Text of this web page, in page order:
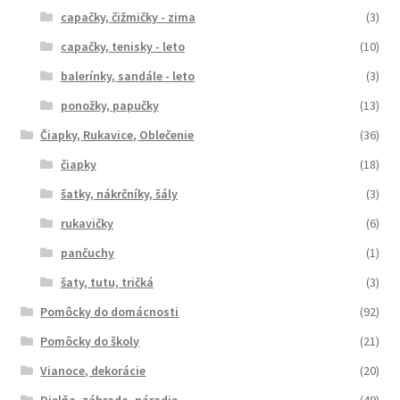
capačky, čižmičky - zima
(3)
capačky, tenisky - leto
(10)
balerínky, sandále - leto
(3)
ponožky, papučky
(13)
Čiapky, Rukavice, Oblečenie
(36)
čiapky
(18)
šatky, nákrčníky, šály
(3)
rukavičky
(6)
pančuchy
(1)
šaty, tutu, tričká
(3)
Pomôcky do domácnosti
(92)
Pomôcky do školy
(21)
Vianoce, dekorácie
(20)